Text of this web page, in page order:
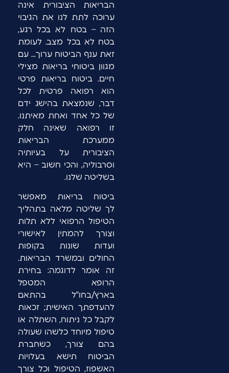
הבריאות הציבורית אינה
ערוכה לתת לנו את הגיבוי
הזה – בטח לא בכל רגע,
בטח לא בכל מצב. לעומת
זאת ענף הביטוח ערוך… עם
מגוון ביטוחי בריאות מצילי
חיים. ביטוח בריאות פרטי
הוא רפואה פרטית לכל
דבר, שנמצאת בהישג ידם
של כל אחד ואחת מאיתנו.
זו רפואה שאינה חלק
ממערכת הבריאות
הציבורית על בעיותיה
וסרבוליה, והכי חשוב – היא
בשליטה שלנו.
ביטוח בריאות מאפשר
לך שליטה מלאה בתהליך
הטיפול הרפואי ללא תלות
וצורך להמתין לאישורי
ועדות שונות בקופות
החולים ובמשרד הבריאות.
זה אומר לדוגמה: בחירת
הרופא המטפל
בארץ/בחו"ל בהתאם
להעדפתך האישית; זכאות
לקבל כל ניתוח, השתלה או
טיפול מיוחד כלשהו שעולה
בהם צורך, כשחברת
הביטוח תישא בעלויות
האשפוז, הטיפול וכל צורך